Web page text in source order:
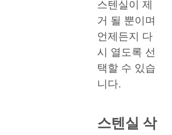
스텐실이 제
거 될 뿐이며
언제든지 다
시 열도록 선
택할 수 있습
니다.
스텐실 삭